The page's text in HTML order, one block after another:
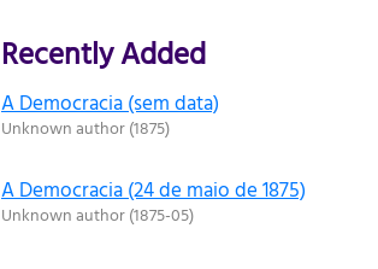
Recently Added
A Democracia (sem data)
Unknown author(1875)
A Democracia (24 de maio de 1875)
Unknown author(1875-05)